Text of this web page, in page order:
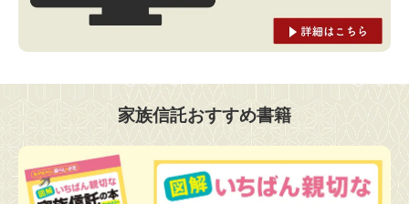
家族信託おすすめ書籍